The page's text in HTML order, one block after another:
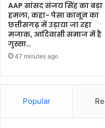
AAP सांसद संजय सिंह का बड़ा
हमला, कहा- पेसा कानून का
छत्तीसगढ़ में उड़ाया जा रहा
मजाक, आदिवासी समाज में है
गुस्सा…
47 minutes ago
Popular